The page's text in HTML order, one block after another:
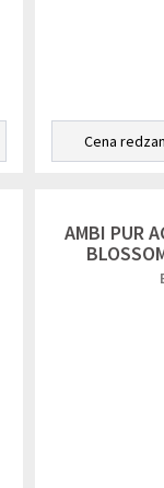
Cena
AMBI PUR